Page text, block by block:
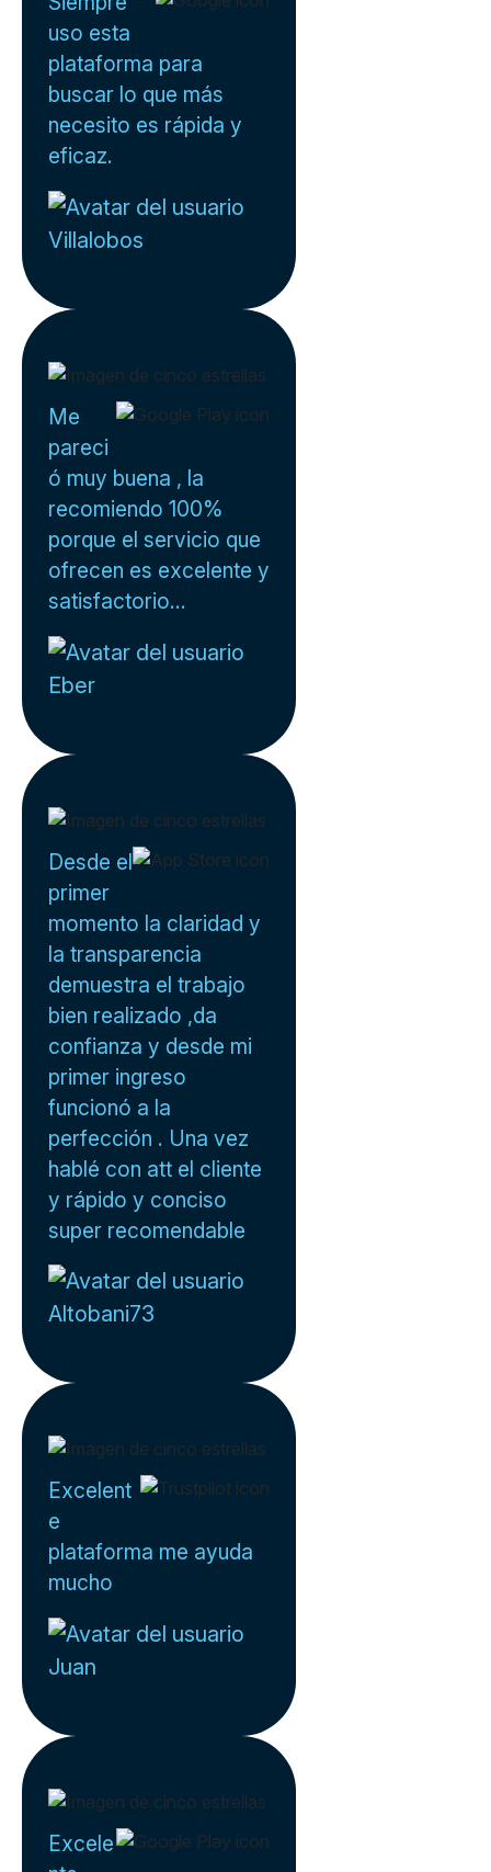
uso esta
plataforma para
buscar lo que más
necesito es rápida y
eficaz.
Villalobos
Me
pareci
ó muy buena , la
recomiendo 100%
porque el servicio que
ofrecen es excelente y
satisfactorio...
Eber
Desde el
primer
momento la claridad y
la transparencia
demuestra el trabajo
bien realizado ,da
confianza y desde mi
primer ingreso
funcionó a la
perfección . Una vez
hablé con att el cliente
y rápido y conciso
super recomendable
Altobani73
Excelent
e
plataforma me ayuda
mucho
Juan
Excele